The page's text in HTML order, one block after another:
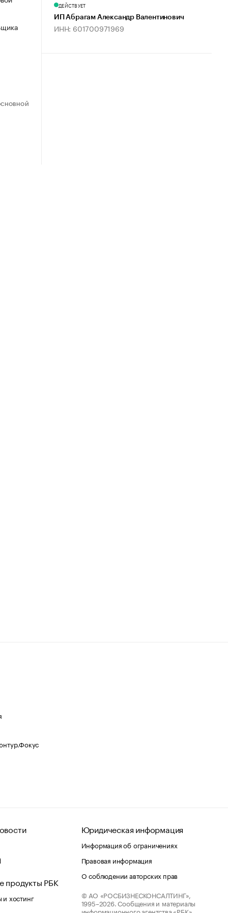
ДЕЙСТВУЕТ
ИП Абрагам Александр Валентинович
ИНН: 601700971969
продукты РБК
хостинг
Юридическая информация
Информация об ограничениях
Правовая информация
О соблюдении авторских прав
© АО «РОСБИЗНЕСКОНСАЛТИНГ»,
1995–2026. Сообщения и материалы
информационного агентства «РБК»